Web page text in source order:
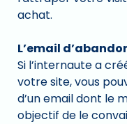
achat.
L’email
Si l’internaute a
votre site, vous
d’un email dont le
objectif de le